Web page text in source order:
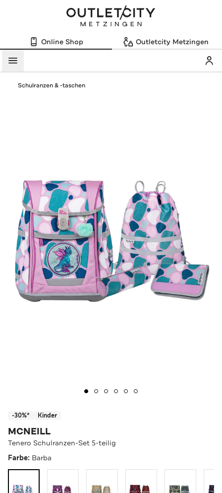
Online Shop Outletcity Metzingen
Menü
Schulranzen & -taschen
-30%* Kinder
MCNEILL
Tenero Schulranzen-Set 5-teilig
Farbe: Barba